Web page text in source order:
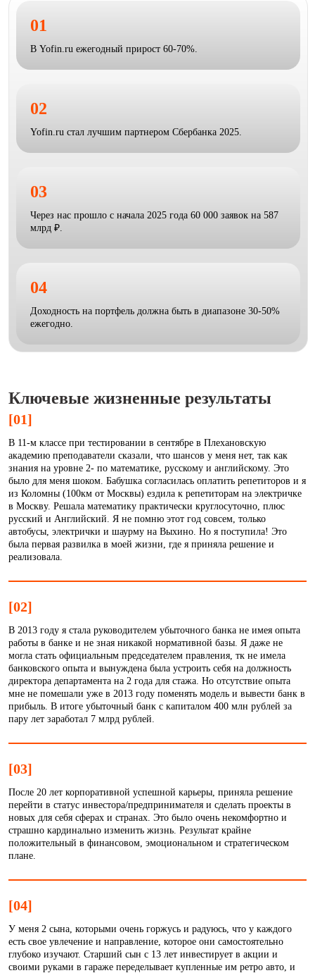
01
В Yofin.ru ежегодный прирост 60-70%.
02
Yofin.ru стал лучшим партнером Сбербанка 2025.
03
Через нас прошло с начала 2025 года 60 000 заявок на 587
млрд ₽.
04
Доходность на портфель должна быть в диапазоне 30-50%
ежегодно.
Ключевые жизненные результаты
[01]
В 11-м классе при тестировании в сентябре в Плехановскую
академию преподаватели сказали, что шансов у меня нет, так как
знания на уровне 2- по математике, русскому и английскому. Это
было для меня шоком. Бабушка согласилась оплатить репетиторов и я
из Коломны (100км от Москвы) ездила к репетиторам на электричке
в Москву. Решала математику практически круглосуточно, плюс
русский и Английский. Я не помню этот год совсем, только
автобусы, электрички и шаурму на Выхино. Но я поступила! Это
была первая развилка в моей жизни, где я приняла решение и
реализовала.
[02]
В 2013 году я стала руководителем убыточного банка не имея опыта
работы в банке и не зная никакой нормативной базы. Я даже не
могла стать официальным председателем правления, тк не имела
банковского опыта и вынуждена была устроить себя на должность
директора департамента на 2 года для стажа. Но отсутствие опыта
мне не помешали уже в 2013 году поменять модель и вывести банк в
прибыль. В итоге убыточный банк с капиталом 400 млн рублей за
пару лет заработал 7 млрд рублей.
[03]
После 20 лет корпоративной успешной карьеры, приняла решение
перейти в статус инвестора/предпринимателя и сделать проекты в
новых для себя сферах и странах. Это было очень некомфортно и
страшно кардинально изменить жизнь. Результат крайне
положительный в финансовом, эмоциональном и стратегическом
плане.
[04]
У меня 2 сына, которыми очень горжусь и радуюсь, что у каждого
есть свое увлечение и направление, которое они самостоятельно
глубоко изучают. Старший сын с 13 лет инвестирует в акции и
своими руками в гараже переделывает купленные им ретро авто, и